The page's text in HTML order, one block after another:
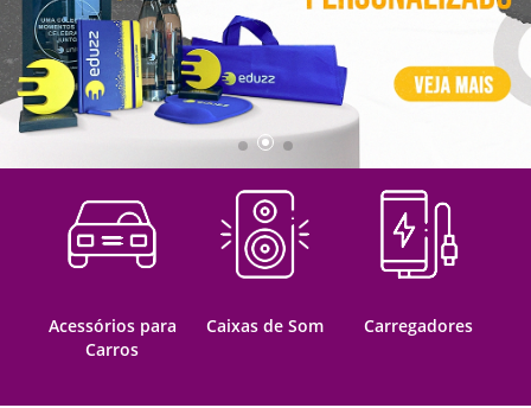
Acessórios para
Carros
Caixas de Som Carregadores